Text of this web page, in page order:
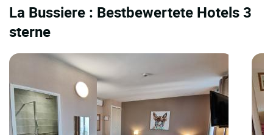
La Bussiere : Bestbewertete Hotels 3
sterne